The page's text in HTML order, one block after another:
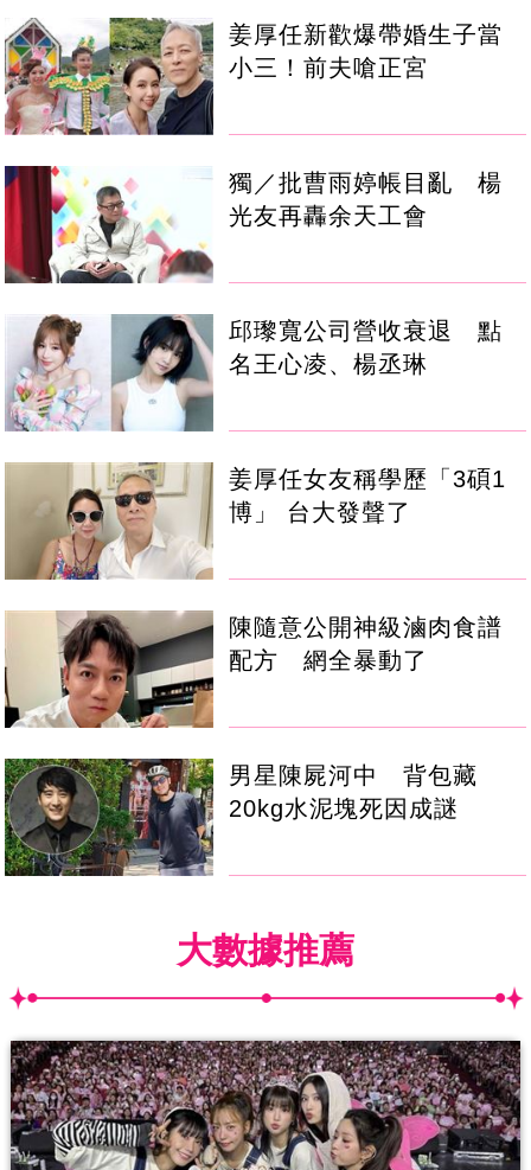
姜厚任新歡爆帶婚生子當
小三！前夫嗆正宮
獨／批曹雨婷帳目亂 楊
光友再轟余天工會
邱瓈寬公司營收衰退 點
名王心凌、楊丞琳
姜厚任女友稱學歷「3碩1
博」 台大發聲了
陳隨意公開神級滷肉食譜
配方 網全暴動了
男星陳屍河中 背包藏
20kg水泥塊死因成謎
大數據推薦